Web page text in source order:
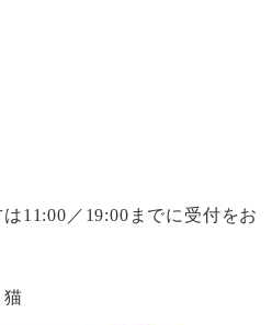
11:00／19:00までに受付をお
猫